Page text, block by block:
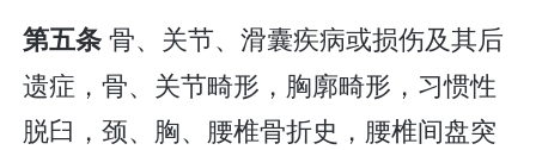
第五条骨、关节、滑囊疾病或损伤及其后
遗症，骨、关节畸形，胸廓畸形，习惯性
脱臼，颈、胸、腰椎骨折史，腰椎间盘突